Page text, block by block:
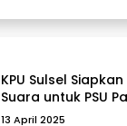
KPU Sulsel
Suara untuk PSU
13 April 2025